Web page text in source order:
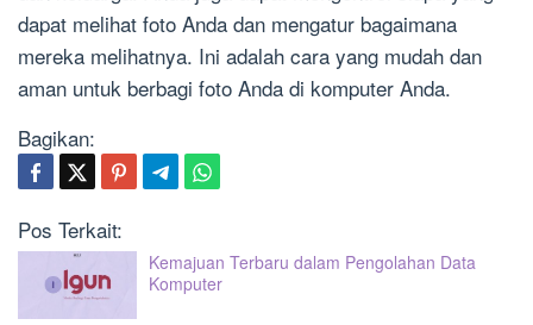
dapat melihat foto Anda dan mengatur bagaimana
mereka melihatnya. Ini adalah cara yang mudah dan
aman untuk berbagi foto Anda di komputer Anda.
Bagikan:
Pos Terkait:
Kemajuan Terbaru dalam Pengolahan Data
Komputer